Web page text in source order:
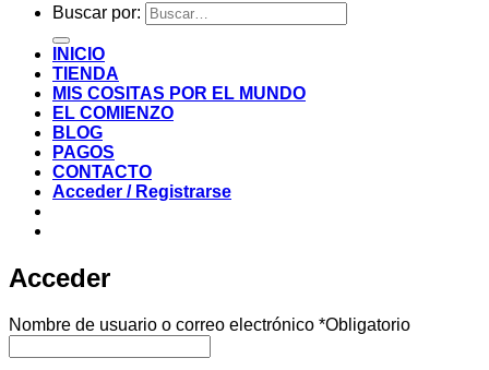
Buscar por:
INICIO
TIENDA
MIS COSITAS POR EL MUNDO
EL COMIENZO
BLOG
PAGOS
CONTACTO
Acceder / Registrarse
Acceder
Nombre de usuario o correo electrónico *Obligatorio